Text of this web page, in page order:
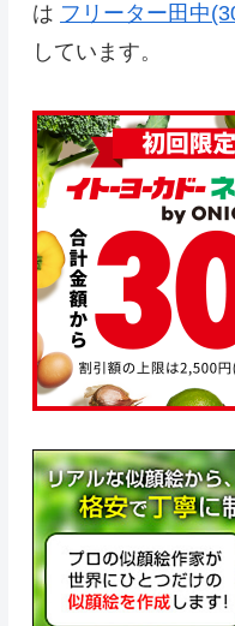
は フリーター田中
しています。